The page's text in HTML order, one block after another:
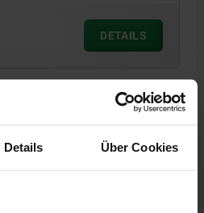
Details Über Cookies
DETAILS